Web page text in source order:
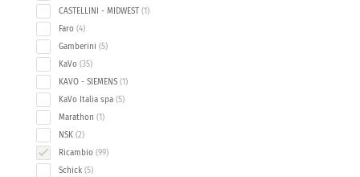
products
CASTELLINI - MIDWEST 11
Faro 44
products
Gamberini 55
KaVo 3535
products
KAVO - SIEMENS 11
KaVo Italia spa 55
Marathon 11
NSK 22
products
Ricambio 9999
Schick 55